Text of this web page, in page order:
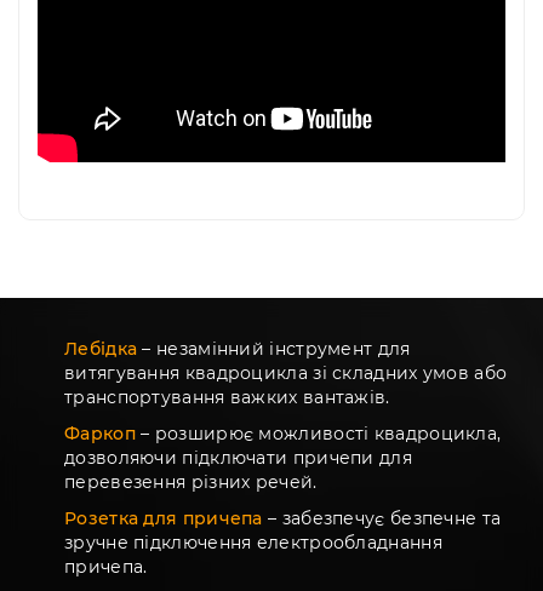
Лебідка – незамінний інструмент для
витягування квадроцикла зі складних умов або
транспортування важких вантажів.
Фаркоп– розширює можливості квадроцикла,
дозволяючи підключати причепи для
перевезення різних речей.
Розетка для причепа – забезпечує безпечне та
зручне підключення електрообладнання
причепа.